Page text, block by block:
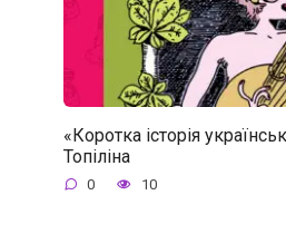
«Коротка історія
Топіліна
0 10